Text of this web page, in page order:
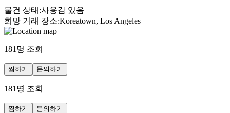
물건 상태 :사용감 있음
희망 거래 장소:Koreatown, Los Angeles
181 명 조회
찜하기 문의하기
181 명 조회
찜하기 문의하기